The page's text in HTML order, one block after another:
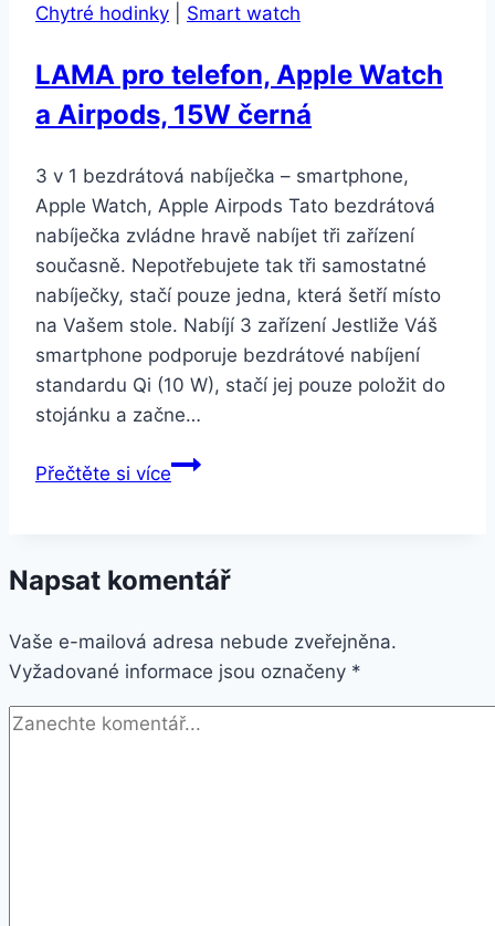
Chytré hodinky Smart watch
LAMA pro telefon, Apple Watch
a Airpods, 15W černá
3 v 1 bezdrátová nabíječka – smartphone,
Apple Watch, Apple Airpods Tato bezdrátová
nabíječka zvládne hravě nabíjet tři zařízení
současně. Nepotřebujete tak tři samostatné
nabíječky, stačí pouze jedna, která šetří místo
na Vašem stole. Nabíjí 3 zařízení Jestliže Váš
smartphone podporuje bezdrátové nabíjení
standardu Qi (10 W), stačí jej pouze položit do
stojánku a začne…
Přečtěte si víceLAMA
Watch
Airpods,
15W
černá
Napsat komentář
Vaše e-mailová adresa nebude zveřejněna.
Vyžadované informace jsou označeny *